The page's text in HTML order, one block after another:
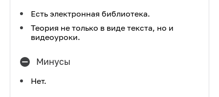
Есть электронная библиотека.
Теория не только в виде текста, но и
видеоуроки.
Минусы
Нет.